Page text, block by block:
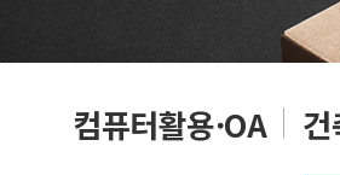
컴퓨터활용·OA 건